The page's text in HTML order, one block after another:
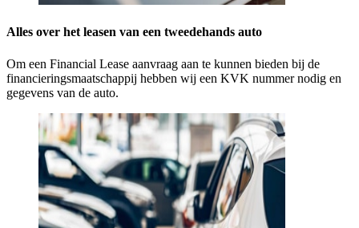
Alles over het leasen van een tweedehands auto
Om een Financial Lease aanvraag aan te kunnen bieden bij de
financieringsmaatschappij hebben wij een KVK nummer nodig en
gegevens van de auto.